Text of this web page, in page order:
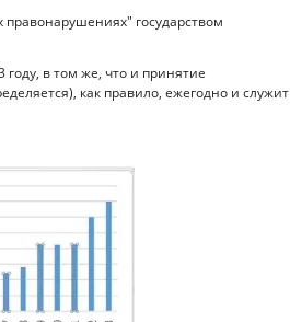
государством
в том же, что и принятие
как правило, ежегодно и служит